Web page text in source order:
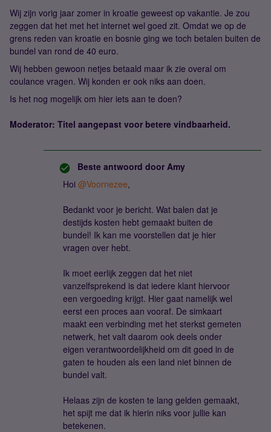
Wij zijn vorig jaar zomer in kroatie geweest op vakantie. Je zou
zeggen dat het met het internet wel goed zit. Omdat we op de
grens reden van kroatie en bosnie ging we toch betalen buiten de
bundel van rond de 40 euro.
Wij hebben gewoon netjes betaald maar ik zie overal om
coulance vragen. Wij konden er ook niks aan doen.
Is het nog mogelijk om hier iets aan te doen?
Moderator: Titel aangepast voor betere vindbaarheid.
Beste antwoord door Amy
Hoi ​ @Voornezee,
Bedankt voor je bericht. Wat balen dat je
destijds kosten hebt gemaakt buiten de
bundel! Ik kan me voorstellen dat je hier
vragen over hebt.
Ik moet eerlijk zeggen dat het niet
vanzelfsprekend is dat iedere klant hiervoor
een vergoeding krijgt. Hier gaat namelijk wel
eerst een proces aan vooraf. De simkaart
maakt een verbinding met het sterkst gemeten
netwerk, het valt daarom ook deels onder
eigen verantwoordelijkheid om dit goed in de
gaten te houden als een land niet binnen de
bundel valt.
Helaas zijn de kosten te lang gelden gemaakt,
het spijt me dat ik hierin niks voor jullie kan
betekenen.